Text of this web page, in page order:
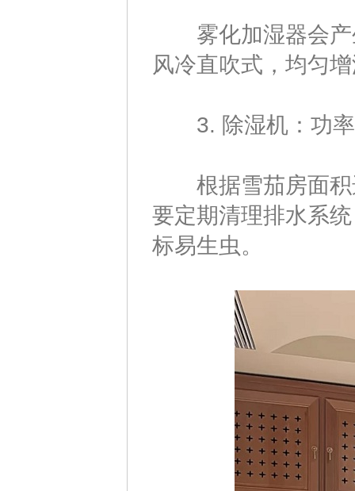
雾化加湿器会产
风冷直吹式，均匀
3. 除湿机：功率
根据雪茄房面积
要定期清理排水系
标易生虫。